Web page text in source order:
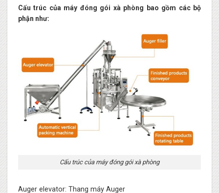
Cấu trúc của máy đóng gói xà phòng bao gồm các bộ
phận như:
Cấu trúc của máy đóng gói xà phòng
Auger elevator: Thang máy Auger